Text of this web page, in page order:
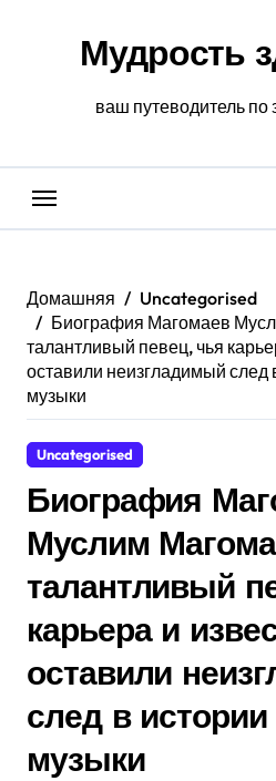
содержаниюМудрость
ваш путеводитель по
Домашняя
Uncategorised
Биография Магомаев
талантливый певец, чья
оставили неизгладимый след
музыки
Uncategorised
Биография
Муслим
талантливый
карьера и
оставили
след в
музыки